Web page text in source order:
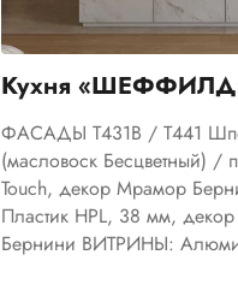
Кухня
ФАСАДЫ Т431В / Т441
(масловоск Бесцветный) /
Touch, декор Мрамор
Пластик HPL, 38 мм,
Бернини ВИТРИНЫ: